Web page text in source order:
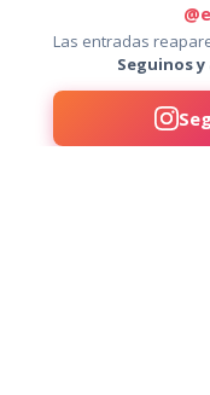
Las entradas
Seguinos